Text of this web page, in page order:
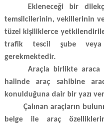
Ekleneceği bir
temsilcilerinin, vekillerinin
tüzel kişiliklerce
trafik tescil şube veya
gerekmektedir.
Araçla birlikte araca
halinde araç sahibine
konulduğuna dair bir yazı
Çalınan araçların
belge ile araç